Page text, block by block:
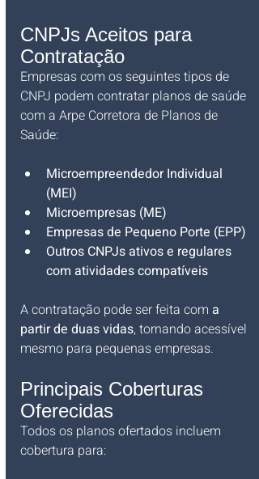
CNPJs Aceitos para
Contratação
Empresas com os seguintes tipos de
CNPJ podem contratar planos de saúde
com a Arpe Corretora de Planos de
Saúde:
Microempreendedor Individual
(MEI)
Microempresas (ME)
Empresas de Pequeno Porte (EPP)
Outros CNPJs ativos e regulares
com atividades compatíveis
A contratação pode ser feita com a
partir de duas vidas, tornando acessível
mesmo para pequenas empresas.
Principais Coberturas
Oferecidas
Todos os planos ofertados incluem
cobertura para: